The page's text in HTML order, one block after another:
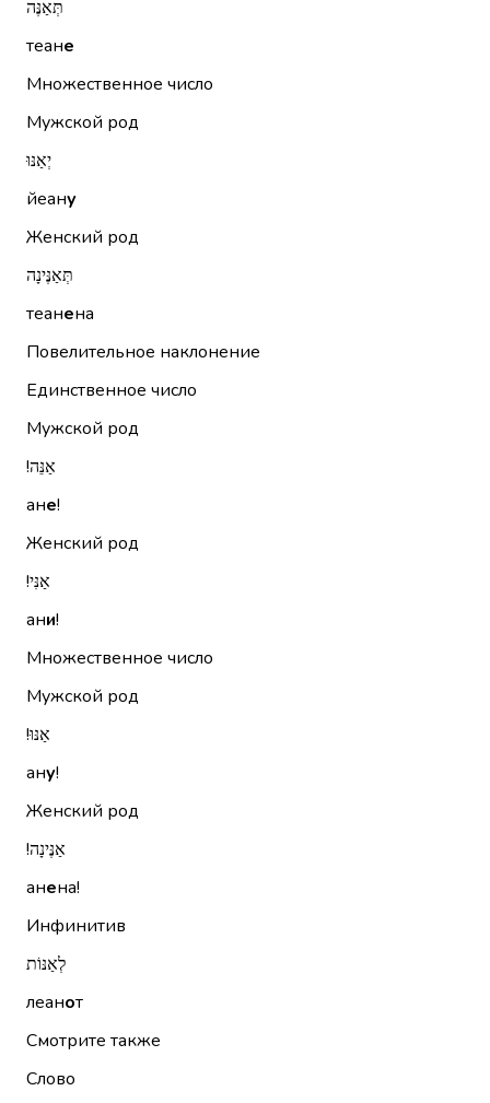
תְּאַנֶּה
теане
Множественное число
Мужской род
יְאַנּוּ
йеану
Женский род
תְּאַנֶּינָה
теанена
Повелительное наклонение
Единственное число
Мужской род
אַנֵּה!‏
ане!
Женский род
אַנִּי!‏
ани!
Множественное число
Мужской род
אַנּוּ!‏
ану!
Женский род
אַנֶּינָה!‏
анена!
Инфинитив
לְאַנּוֹת
леанот
Смотрите также
Слово